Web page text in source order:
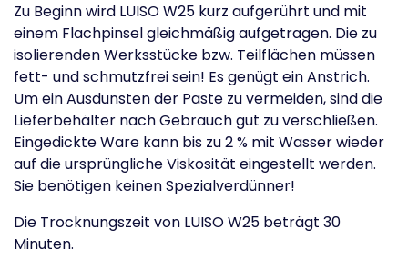
Zu Beginn wird LUISO W25 kurz aufgerührt und mit
einem Flachpinsel gleichmäßig aufgetragen. Die zu
isolierenden Werksstücke bzw. Teilflächen müssen
fett- und schmutzfrei sein! Es genügt ein Anstrich.
Um ein Ausdunsten der Paste zu vermeiden, sind die
Lieferbehälter nach Gebrauch gut zu verschließen.
Eingedickte Ware kann bis zu 2 % mit Wasser wieder
auf die ursprüngliche Viskosität eingestellt werden.
Sie benötigen keinen Spezialverdünner!
Die Trocknungszeit von LUISO W25 beträgt 30
Minuten.